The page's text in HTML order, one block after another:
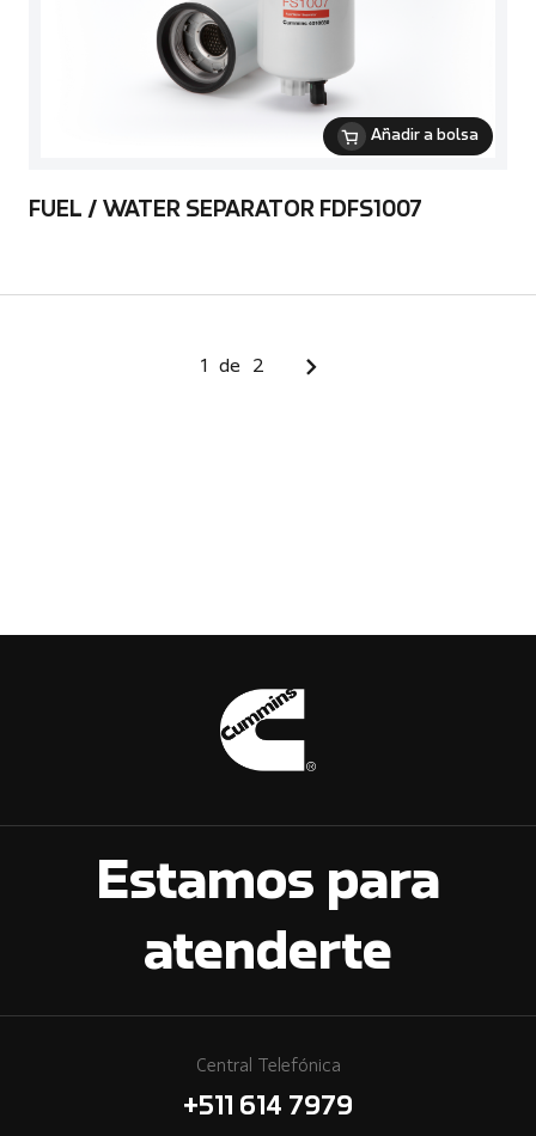
Añadir a bolsa
FUEL / WATER SEPARATOR FDFS1007
1 de 2
Estamos para
atenderte
Central Telefónica
+511 614 7979